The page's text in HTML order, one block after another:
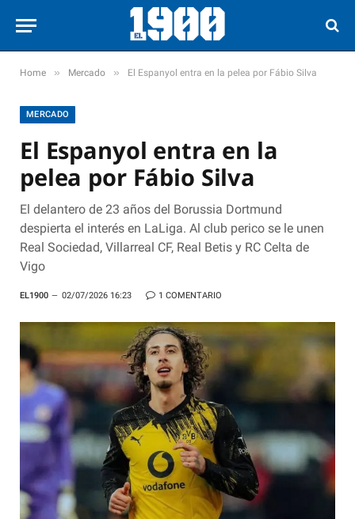
Home » Mercado » El Espanyol entra en la pelea por Fábio Silva
MERCADO
El Espanyol entra en la
pelea por Fábio Silva
El delantero de 23 años del Borussia Dortmund
despierta el interés en LaLiga. Al club perico se le unen
Real Sociedad, Villarreal CF, Real Betis y RC Celta de
Vigo
EL1900 02/07/2026 16:23 1 COMENTARIO